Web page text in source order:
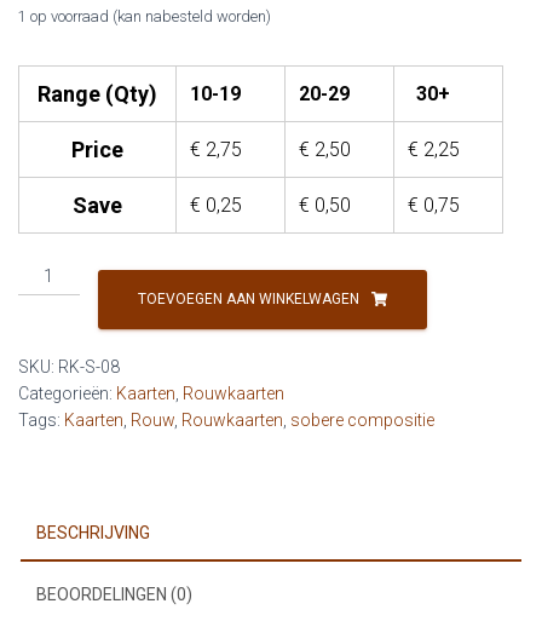
1 op voorraad (kan nabesteld worden)
Range (Qty) 10-19 20-29 30+
Price € 2,75 € 2,50 € 2,25
Save € 0,25 € 0,50 € 0,75
Rouw
-
wolken
aantal
TOEVOEGEN AAN WINKELWAGEN
SKU: RK-S-08
Categorieën: Kaarten Rouwkaarten
Tags: Kaarten Rouw Rouwkaarten sobere compositie
BESCHRIJVING
BEOORDELINGEN (0)